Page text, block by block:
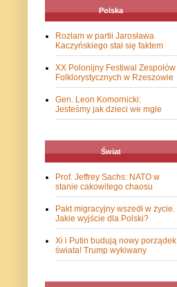
Polska
Rozłam w partii Jarosława
Kaczyńskiego stał się faktem
XX Polonijny Festiwal Zespołów
Folklorystycznych w Rzeszowie
Gen. Leon Komornicki:
Jesteśmy jak dzieci we mgle
Świat
Prof. Jeffrey Sachs: NATO w
stanie cakowitego chaosu
Pakt migracyjny wszedł w życie.
Jakie wyjście dla Polski?
Xi i Putin budują nowy porządek
świata! Trump wykiwany